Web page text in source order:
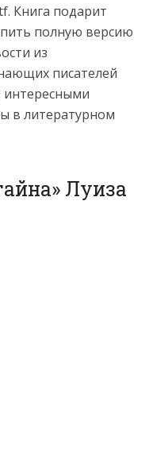
Книга подарит
полную версию
из
писателей
интересными
в литературном
Луиза